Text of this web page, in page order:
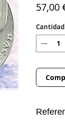
57,00
Cantidad